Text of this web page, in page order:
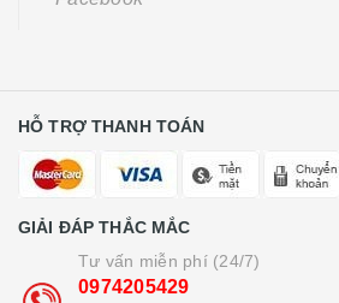
HỖ TRỢ THANH TOÁN
GIẢI ĐÁP THẮC MẮC
Tư vấn miễn phí (24/7)
0974205429